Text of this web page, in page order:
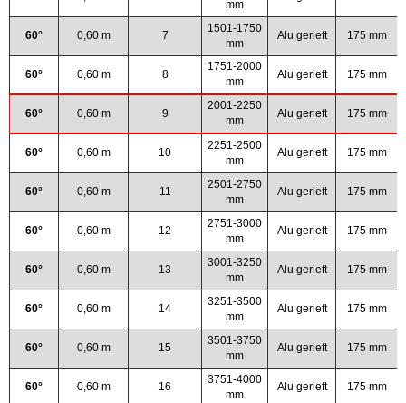
mm
60° 0,60 m 7
1501-1750
mm
Alu gerieft 175 mm
60° 0,60 m 8
1751-2000
mm
Alu gerieft 175 mm
60° 0,60 m 9
2001-2250
mm
Alu gerieft 175 mm
60° 0,60 m 10
2251-2500
mm
Alu gerieft 175 mm
60° 0,60 m 11
2501-2750
mm
Alu gerieft 175 mm
60° 0,60 m 12
2751-3000
mm
Alu gerieft 175 mm
60° 0,60 m 13
3001-3250
mm
Alu gerieft 175 mm
60° 0,60 m 14
3251-3500
mm
Alu gerieft 175 mm
60° 0,60 m 15
3501-3750
mm
Alu gerieft 175 mm
60° 0,60 m 16
3751-4000
mm
Alu gerieft 175 mm